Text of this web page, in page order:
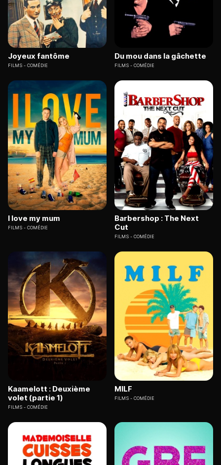
Joyeux fantôme
FILMS COMÉDIE
Du mou dans la gâchette
FILMS COMÉDIE
I love my mum
FILMS COMÉDIE
Barbershop : The Next
Cut
FILMS COMÉDIE
Kaamelott : Deuxième
volet (partie 1)
FILMS COMÉDIE
MILF
FILMS COMÉDIE